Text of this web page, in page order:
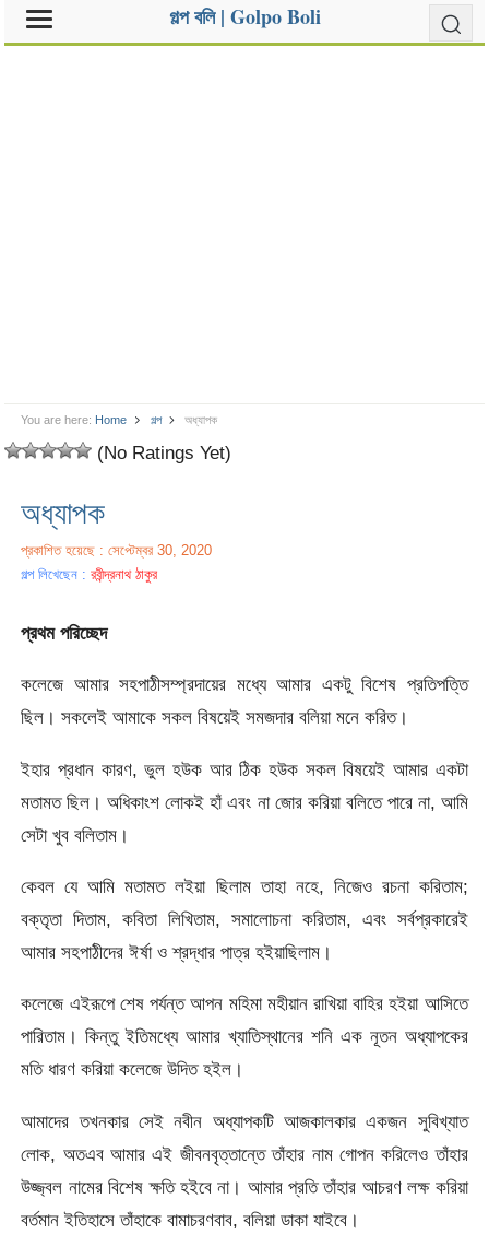
গল্প বলি | Golpo Boli
You are here: Home গল্প অধ্যাপক
(No Ratings Yet)
অধ্যাপক
প্রকাশিত হয়েছে : সেপ্টেম্বর 30, 2020
গল্প লিখেছেন :রবীন্দ্রনাথ ঠাকুর
প্রথম পরিচ্ছেদ
কলেজে আমার সহপাঠীসম্প্রদায়ের মধ্যে আমার একটু বিশেষ প্রতিপত্তি
ছিল। সকলেই আমাকে সকল বিষয়েই সমজদার বলিয়া মনে করিত।
ইহার প্রধান কারণ, ভুল হউক আর ঠিক হউক সকল বিষয়েই আমার একটা
মতামত ছিল। অধিকাংশ লােকই হাঁ এবং না জোর করিয়া বলিতে পারে না, আমি
সেটা খুব বলিতাম।
কেবল যে আমি মতামত লইয়া ছিলাম তাহা নহে, নিজেও রচনা করিতাম;
বক্তৃতা দিতাম, কবিতা লিখিতাম, সমালােচনা করিতাম, এবং সর্বপ্রকারেই
আমার সহপাঠীদের ঈর্ষা ও শ্রদ্ধার পাত্র হইয়াছিলাম।
কলেজে এইরূপে শেষ পর্যন্ত আপন মহিমা মহীয়ান রাখিয়া বাহির হইয়া আসিতে
পারিতাম। কিন্তু ইতিমধ্যে আমার খ্যাতিস্থানের শনি এক নূতন অধ্যাপকের
মতি ধারণ করিয়া কলেজে উদিত হইল।
আমাদের তখনকার সেই নবীন অধ্যাপকটি আজকালকার একজন সুবিখ্যাত
লােক, অতএব আমার এই জীবনবৃত্তান্তে তাঁহার নাম গােপন করিলেও তাঁহার
উজ্জ্বল নামের বিশেষ ক্ষতি হইবে না। আমার প্রতি তাঁহার আচরণ লক্ষ করিয়া
বর্তমান ইতিহাসে তাঁহাকে বামাচরণবাব, বলিয়া ডাকা যাইবে।